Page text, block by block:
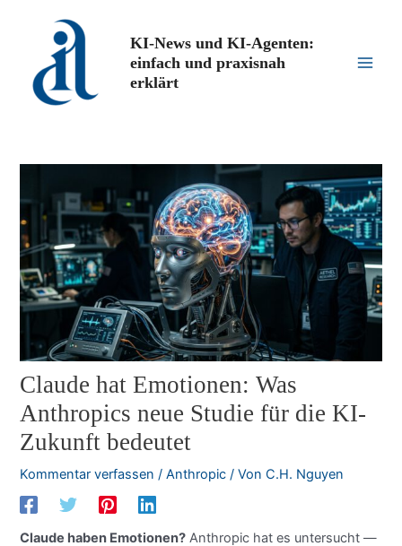
springen
KI-News und KI-Agenten:
einfach und praxisnah
erklärt
Claude hat Emotionen: Was
Anthropics neue Studie für die KI-
Zukunft bedeutet
Kommentar verfassen /Anthropic / VonC.H. Nguyen
Claude haben Emotionen? Anthropic hat es untersucht —